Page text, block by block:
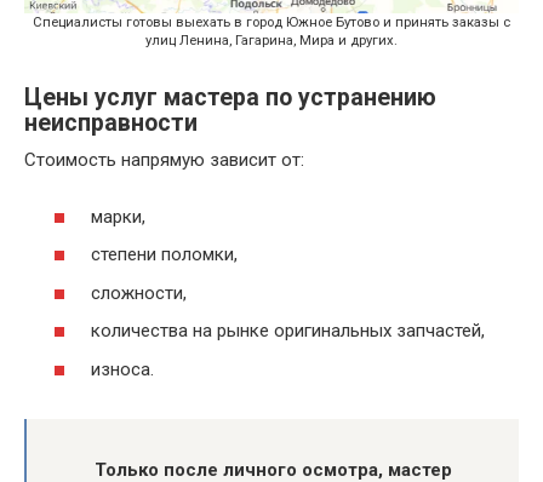
Специалисты готовы выехать в город Южное Бутово и принять заказы с
улиц Ленина, Гагарина, Мира и других.
Цены услуг мастера по устранению
неисправности
Стоимость напрямую зависит от:
марки,
степени поломки,
сложности,
количества на рынке оригинальных запчастей,
износа.
Только после личного осмотра, мастер